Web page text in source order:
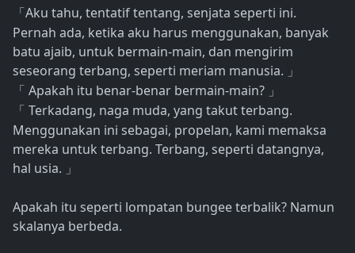
「 Aku tahu, tentatif tentang, senjata seperti ini.
Pernah ada, ketika aku harus menggunakan, banyak
batu ajaib, untuk bermain-main, dan mengirim
seseorang terbang, seperti meriam manusia.
」
「 Apakah itu benar-benar bermain-main? 」
「 Terkadang, naga muda, yang takut terbang.
Menggunakan ini sebagai, propelan, kami memaksa
mereka untuk terbang. Terbang, seperti datangnya,
hal usia.
」
Apakah itu seperti lompatan bungee terbalik? Namun
skalanya berbeda.